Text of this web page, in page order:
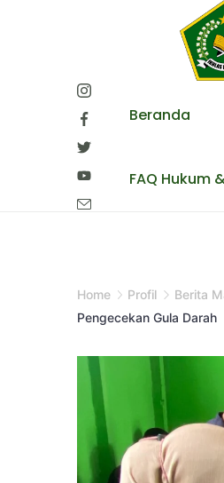
Beranda
FAQ Hukum
Home Profil Berita
Pengecekan Gula Darah